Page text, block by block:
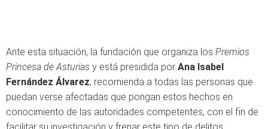
Ante esta situación, la fundación que organiza los Premios
Princesa de Asturias y está presidida por Ana Isabel
Fernández Álvarez, recomienda a todas las personas que
puedan verse afectadas que pongan estos hechos en
conocimiento de las autoridades competentes, con el fin de